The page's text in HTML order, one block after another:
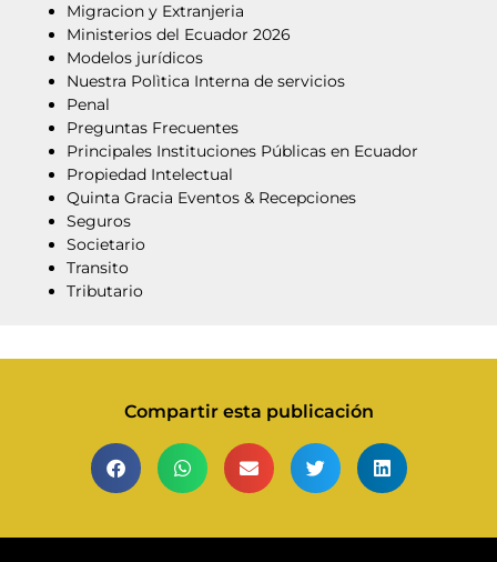
Migracion y Extranjeria
Ministerios del Ecuador 2026
Modelos jurídicos
Nuestra Polìtica Interna de servicios
Penal
Preguntas Frecuentes
Principales Instituciones Públicas en Ecuador
Propiedad Intelectual
Quinta Gracia Eventos & Recepciones
Seguros
Societario
Transito
Tributario
Compartir esta publicación